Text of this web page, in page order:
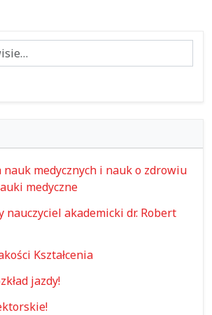
nauk medycznych i nauk o zdrowiu
medyczne
nauczyciel akademicki dr. Robert
Kształcenia
jazdy!